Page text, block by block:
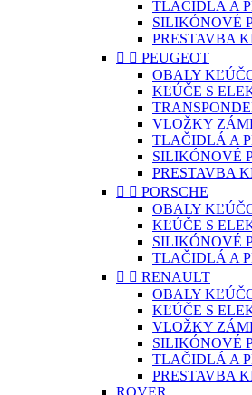
TLAČIDLÁ A
SILIKÓNOVÉ
PRESTAVBA
  PEUGEOT
OBALY
KĽÚČE S
VLOŽKY
TLAČIDLÁ A
SILIKÓNOVÉ
PRESTAVBA
  PORSCHE
OBALY
KĽÚČE S
SILIKÓNOVÉ
TLAČIDLÁ A
  RENAULT
OBALY
KĽÚČE S
VLOŽKY
SILIKÓNOVÉ
TLAČIDLÁ A
PRESTAVBA
ROVER